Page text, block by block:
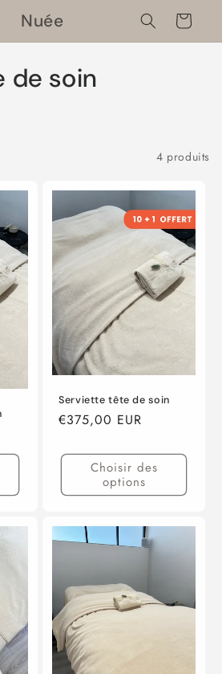
Nuée Panier
de soin
4 produits
Serviette tête de soin
Prix
€375,00 EUR
Choisir des
options